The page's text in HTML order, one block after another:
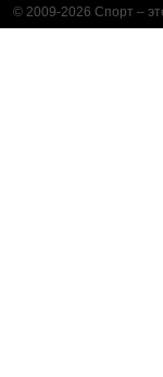
© 2009-2026 Спорт –